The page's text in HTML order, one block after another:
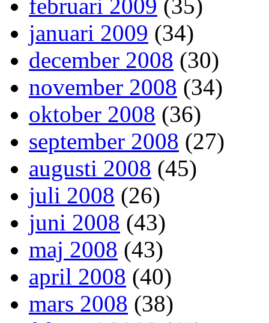
februari 2009 (35)
januari 2009 (34)
december 2008 (30)
november 2008 (34)
oktober 2008 (36)
september 2008 (27)
augusti 2008 (45)
juli 2008 (26)
juni 2008 (43)
maj 2008 (43)
april 2008 (40)
mars 2008 (38)